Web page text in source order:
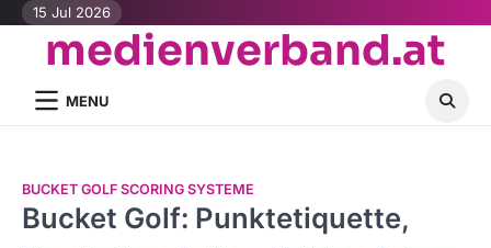
Skip
content
15 Jul 2026
medienverband.at
MENU
BUCKET GOLF SCORING SYSTEME
Bucket Golf: Punktetiquette,